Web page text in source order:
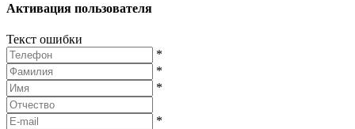
Активация пользователя
Текст ошибки
*
*
*
*